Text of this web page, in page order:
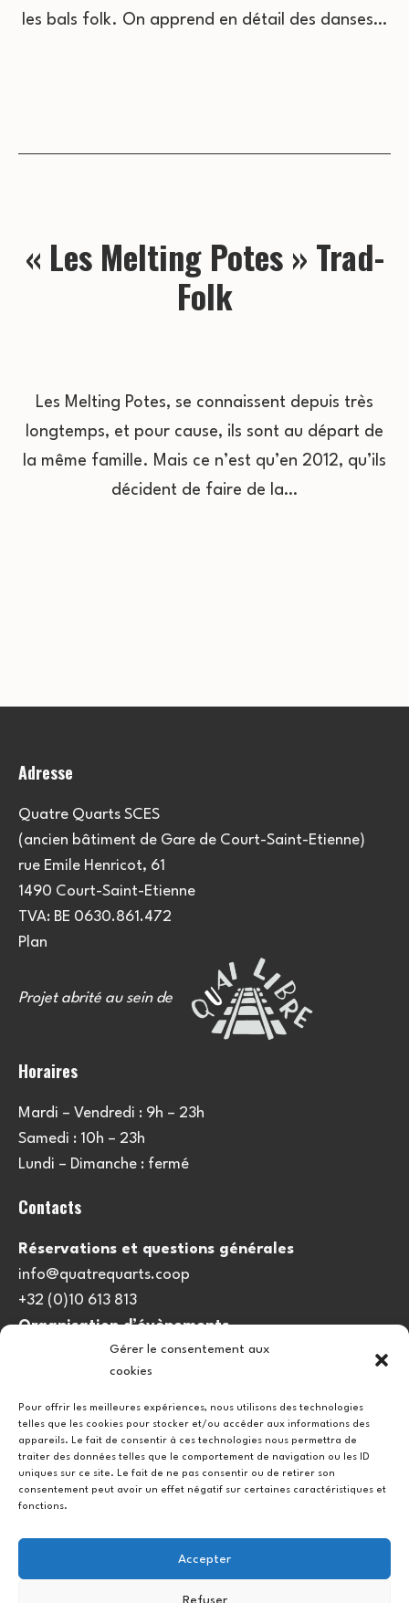
Gérer le consentement aux
cookies
Pour offrir les meilleures expériences, nous utilisons des technologies
telles que les cookies pour stocker et/ou accéder aux informations des
appareils. Le fait de consentir à ces technologies nous permettra de
traiter des données telles que le comportement de navigation ou les ID
uniques sur ce site. Le fait de ne pas consentir ou de retirer son
consentement peut avoir un effet négatif sur certaines caractéristiques et
fonctions.
Accepter
Refuser
les bals folk. On apprend en détail des danses…
« Les Melting Potes » Trad-
Folk
Les Melting Potes, se connaissent depuis très
longtemps, et pour cause, ils sont au départ de
la même famille. Mais ce n’est qu’en 2012, qu’ils
décident de faire de la…
Adresse
Quatre Quarts SCES
(ancien bâtiment de Gare de Court-Saint-Etienne)
rue Emile Henricot, 61
1490 Court-Saint-Etienne
TVA: BE 0630.861.472
Plan
Projet abrité au sein de
Horaires
Mardi – Vendredi : 9h – 23h
Samedi : 10h – 23h
Lundi – Dimanche : fermé
Contacts
Réservations et questions générales
info@quatrequarts.coop
+32 (0)10 613 813
Organisation d’évènements
viedulieu@quatrequarts.coop
Politique de cookies (UE)